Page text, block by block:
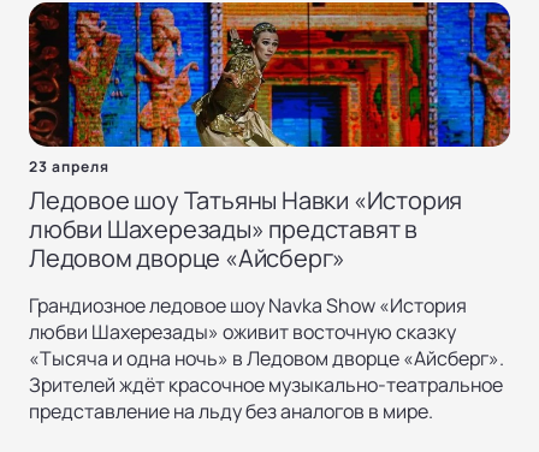
23 апреля
Ледовое шоу Татьяны Навки «История
любви Шахерезады» представят в
Ледовом дворце «Айсберг»
Грандиозное ледовое шоу Navka Show «История
любви Шахерезады» оживит восточную сказку
«Тысяча и одна ночь» в Ледовом дворце «Айсберг».
Зрителей ждёт красочное музыкально-театральное
представление на льду без аналогов в мире.